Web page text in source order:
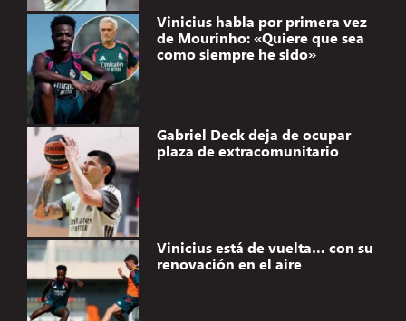
Vinicius habla por primera vez
de Mourinho: «Quiere que sea
como siempre he sido»
Gabriel Deck deja de ocupar
plaza de extracomunitario
Vinicius está de vuelta… con su
renovación en el aire